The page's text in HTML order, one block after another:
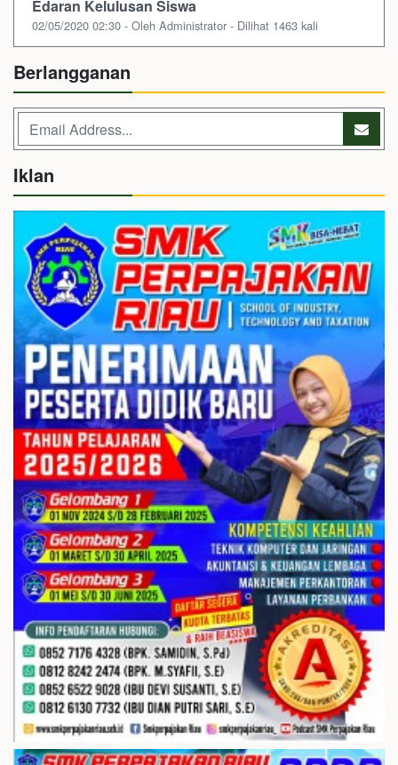
Edaran Kelulusan Siswa
02/05/2020 02:30 - Oleh Administrator - Dilihat 1463 kali
Berlangganan
Iklan